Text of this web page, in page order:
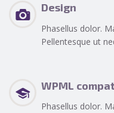
Design
Phasellus dolor.
Pellentesque ut
WPML
Phasellus dolor.